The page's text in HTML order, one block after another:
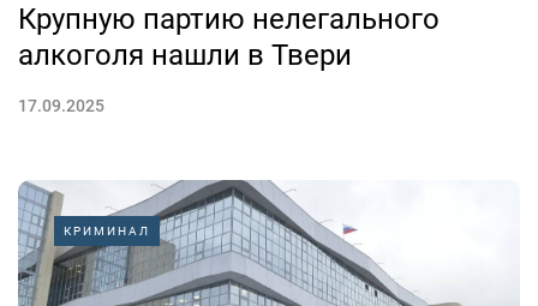
Крупную партию нелегального
алкоголя нашли в Твери
17.09.2025
КРИМИНАЛ